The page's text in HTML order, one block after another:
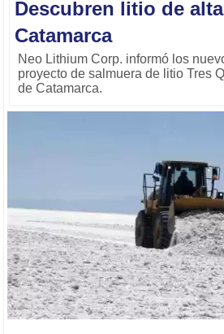
Descubren litio de
Catamarca
Neo Lithium Corp. informó los
proyecto de salmuera de litio Tres
de Catamarca.